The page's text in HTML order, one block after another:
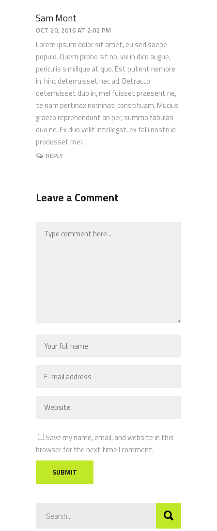
Sam Mont
OCT 20, 2016 AT 2:02 PM
Lorem ipsum dolor sit amet, eu sed saepe
populo. Quem probo sit no, vix in dico augue,
periculis similique at quo. Est putent nemore
in, hinc deterruisset nec ad. Detracto
deterruisset duo in, mel fuisset praesent ne,
te nam pertinax nominati constituam. Mucius
graeco reprehendunt an per, summo fabulas
duo ne. Ex duo velit intellegat, ex falli nostrud
prodesset mel.
REPLY
Leave a Comment
Save my name, email, and website in this
browser for the next time I comment.
SUBMIT